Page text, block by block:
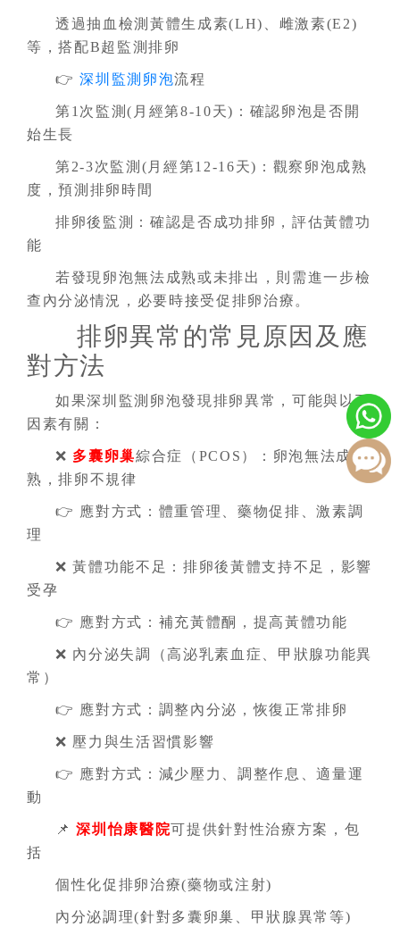
透過抽血檢測黃體生成素(LH)、雌激素(E2)
等，搭配B超監測排卵
👉深圳監測卵泡流程
第1次監測(月經第8-10天)：確認卵泡是否開
始生長
第2-3次監測(月經第12-16天)：觀察卵泡成熟
度，預測排卵時間
排卵後監測：確認是否成功排卵，評估黃體功
能
若發現卵泡無法成熟或未排出，則需進一步檢
查內分泌情況，必要時接受促排卵治療。
排卵異常的常見原因及應
對方法
如果深圳監測卵泡發現排卵異常，可能與以下
因素有關：
❌ 多囊卵巢綜合症（PCOS）：卵泡無法成
熟，排卵不規律
👉 應對方式：體重管理、藥物促排、激素調
理
❌ 黃體功能不足：排卵後黃體支持不足，影響
受孕
👉 應對方式：補充黃體酮，提高黃體功能
❌ 內分泌失調（高泌乳素血症、甲狀腺功能異
常）
👉 應對方式：調整內分泌，恢復正常排卵
❌ 壓力與生活習慣影響
👉 應對方式：減少壓力、調整作息、適量運
動
📌深圳怡康醫院可提供針對性治療方案，包
括
個性化促排卵治療(藥物或注射)
內分泌調理(針對多囊卵巢、甲狀腺異常等)